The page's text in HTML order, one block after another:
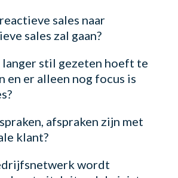
reactieve sales naar
sales zal gaan?
langer stil gezeten hoeft te
en er alleen nog focus is
afspraken zijn met
klant?
wordt